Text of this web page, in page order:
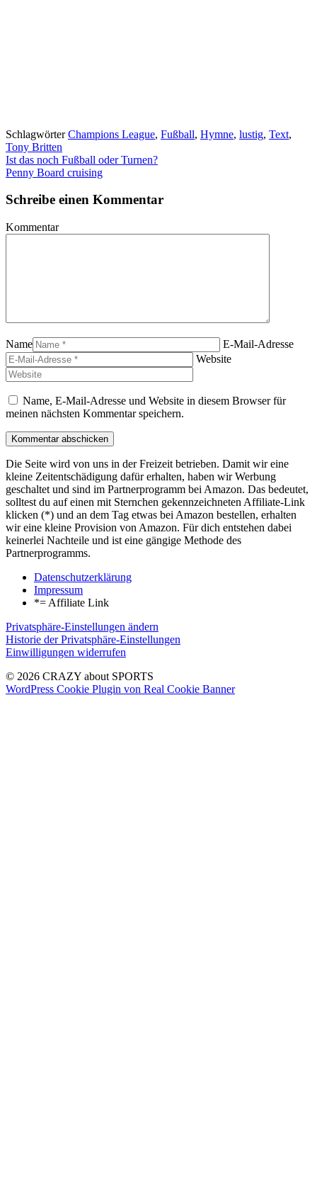
SchlagwörterChampions League, Fußball, Hymne, lustig, Text,
Tony Britten
Ist das noch Fußball oder Turnen?
Penny Board cruising
Schreibe einen Kommentar
Kommentar
Name
E-Mail-Adresse
Website
Name, E-Mail-Adresse und Website in diesem Browser für
meinen nächsten Kommentar speichern.
Die Seite wird von uns in der Freizeit betrieben. Damit wir eine
kleine Zeitentschädigung dafür erhalten, haben wir Werbung
geschaltet und sind im Partnerprogramm bei Amazon. Das bedeutet,
solltest du auf einen mit Sternchen gekennzeichneten Affiliate-Link
klicken (*) und an dem Tag etwas bei Amazon bestellen, erhalten
wir eine kleine Provision von Amazon. Für dich entstehen dabei
keinerlei Nachteile und ist eine gängige Methode des
Partnerprogramms.
Datenschutzerklärung
Impressum
*= Affiliate Link
Privatsphäre-Einstellungen ändern
Historie der Privatsphäre-Einstellungen
Einwilligungen widerrufen
© 2026 CRAZY about SPORTS
WordPress Cookie Plugin von Real Cookie Banner